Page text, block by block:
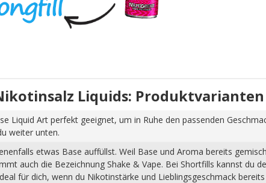
Liquids:
Liquid Art perfekt geeignet, um in Ruhe den passenden
weiter unten.
etwas Base auffüllst. Weil Base und Aroma bereits
auch die Bezeichnung Shake & Vape. Bei Shortfills kannst du
für dich, wenn du Nikotinstärke und Lieblingsgeschmack